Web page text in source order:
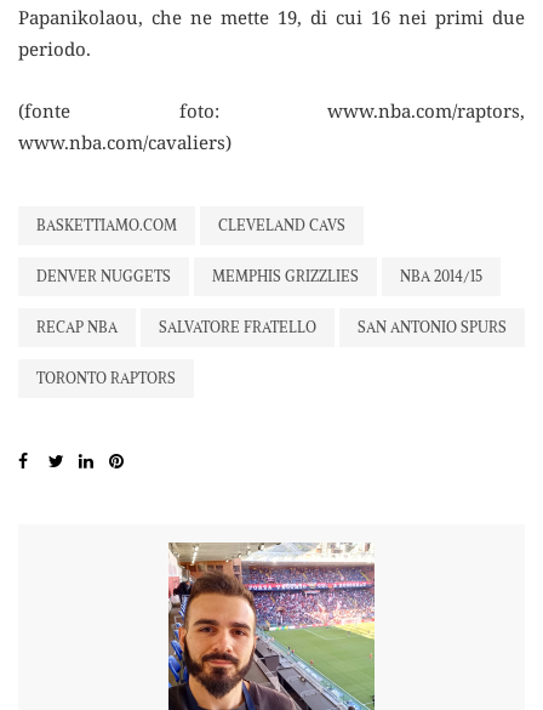
Papanikolaou, che ne mette 19, di cui 16 nei primi due
periodo.
(fonte foto: www.nba.com/raptors,
www.nba.com/cavaliers)
BASKETTIAMO.COM CLEVELAND CAVS
DENVER NUGGETS MEMPHIS GRIZZLIES NBA 2014/15
RECAP NBA SALVATORE FRATELLO SAN ANTONIO SPURS
TORONTO RAPTORS